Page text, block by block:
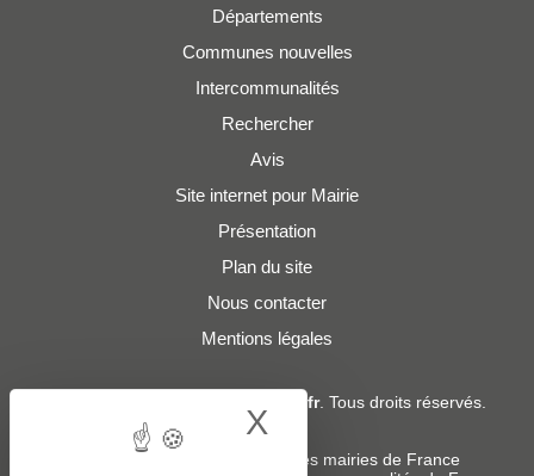
Départements
Communes nouvelles
Intercommunalités
Rechercher
Avis
Site internet pour Mairie
Présentation
Plan du site
Nous contacter
Mentions légales
Adresses-Mairies.fr. Tous droits réservés.
Services :
Liste des adresses e-mails des mairies de France
X